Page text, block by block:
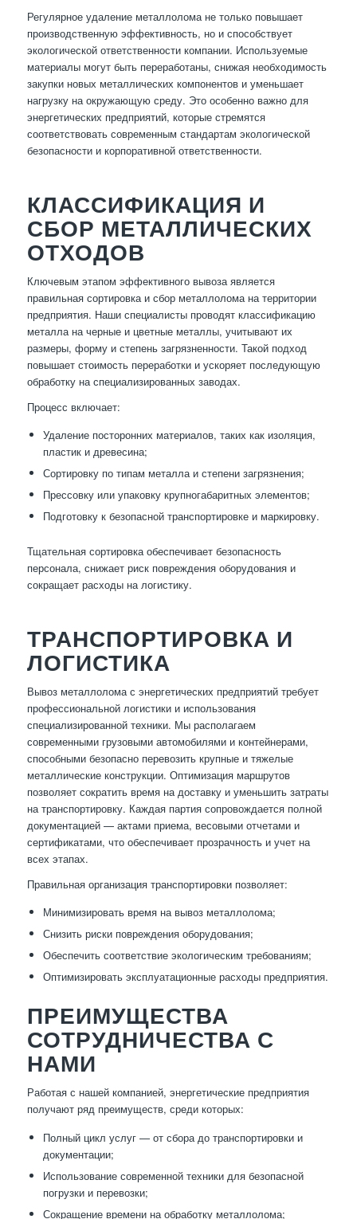
Регулярное удаление металлолома не только повышает
производственную эффективность, но и способствует
экологической ответственности компании. Используемые
материалы могут быть переработаны, снижая необходимость
закупки новых металлических компонентов и уменьшает
нагрузку на окружающую среду. Это особенно важно для
энергетических предприятий, которые стремятся
соответствовать современным стандартам экологической
безопасности и корпоративной ответственности.
КЛАССИФИКАЦИЯ И
СБОР МЕТАЛЛИЧЕСКИХ
ОТХОДОВ
Ключевым этапом эффективного вывоза является
правильная сортировка и сбор металлолома на территории
предприятия. Наши специалисты проводят классификацию
металла на черные и цветные металлы, учитывают их
размеры, форму и степень загрязненности. Такой подход
повышает стоимость переработки и ускоряет последующую
обработку на специализированных заводах.
Процесс включает:
Удаление посторонних материалов, таких как изоляция,
пластик и древесина;
Сортировку по типам металла и степени загрязнения;
Прессовку или упаковку крупногабаритных элементов;
Подготовку к безопасной транспортировке и маркировку.
Тщательная сортировка обеспечивает безопасность
персонала, снижает риск повреждения оборудования и
сокращает расходы на логистику.
ТРАНСПОРТИРОВКА И
ЛОГИСТИКА
Вывоз металлолома с энергетических предприятий требует
профессиональной логистики и использования
специализированной техники. Мы располагаем
современными грузовыми автомобилями и контейнерами,
способными безопасно перевозить крупные и тяжелые
металлические конструкции. Оптимизация маршрутов
позволяет сократить время на доставку и уменьшить затраты
на транспортировку. Каждая партия сопровождается полной
документацией — актами приема, весовыми отчетами и
сертификатами, что обеспечивает прозрачность и учет на
всех этапах.
Правильная организация транспортировки позволяет:
Минимизировать время на вывоз металлолома;
Снизить риски повреждения оборудования;
Обеспечить соответствие экологическим требованиям;
Оптимизировать эксплуатационные расходы предприятия.
ПРЕИМУЩЕСТВА
СОТРУДНИЧЕСТВА С
НАМИ
Работая с нашей компанией, энергетические предприятия
получают ряд преимуществ, среди которых:
Полный цикл услуг — от сбора до транспортировки и
документации;
Использование современной техники для безопасной
погрузки и перевозки;
Сокращение времени на обработку металлолома;